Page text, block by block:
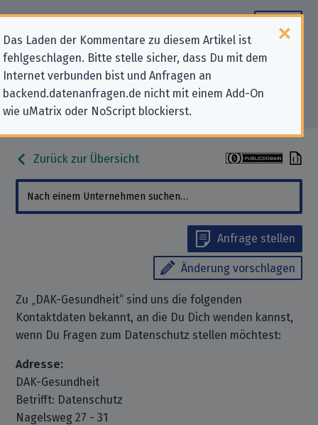
Das Laden der Kommentare zu diesem Artikel ist
fehlgeschlagen. Bitte stelle sicher, dass Du mit dem
Internet verbunden bist und Anfragen an
backend.datenanfragen.de nicht mit einem Add-On
wie uMatrix oder NoScript blockierst.
Datenschutz-Kontaktdaten für
„DAK-Gesundheit“
Zurück zur Übersicht
Anfrage stellen
Änderung vorschlagen
Zu „DAK-Gesundheit“ sind uns die folgenden
Kontaktdaten bekannt, an die Du Dich wenden kannst,
wenn Du Fragen zum Datenschutz stellen möchtest:
Adresse:
DAK-Gesundheit
Betrifft: Datenschutz
Nagelsweg 27 - 31